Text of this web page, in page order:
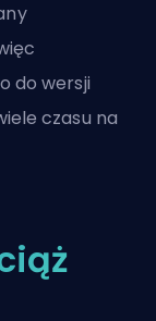
do wersji
czasu na